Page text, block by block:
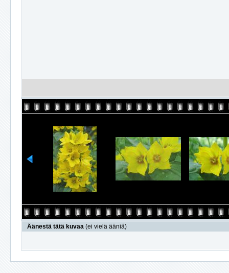
Äänestä tätä kuvaa (ei vielä ääniä)